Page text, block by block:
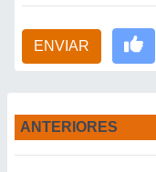
ENVIAR
ANTERIORES